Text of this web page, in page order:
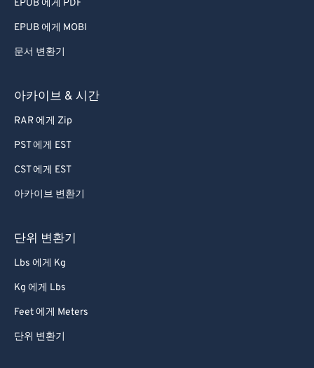
EPUB 에게 PDF
EPUB 에게 MOBI
문서 변환기
아카이브 & 시간
RAR 에게 Zip
PST 에게 EST
CST 에게 EST
아카이브 변환기
단위 변환기
Lbs 에게 Kg
Kg 에게 Lbs
Feet 에게 Meters
단위 변환기